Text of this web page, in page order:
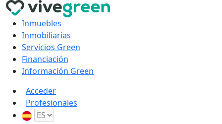
Inmuebles
Inmobiliarias
Servicios Green
Financiación
Información Green
Acceder
Profesionales